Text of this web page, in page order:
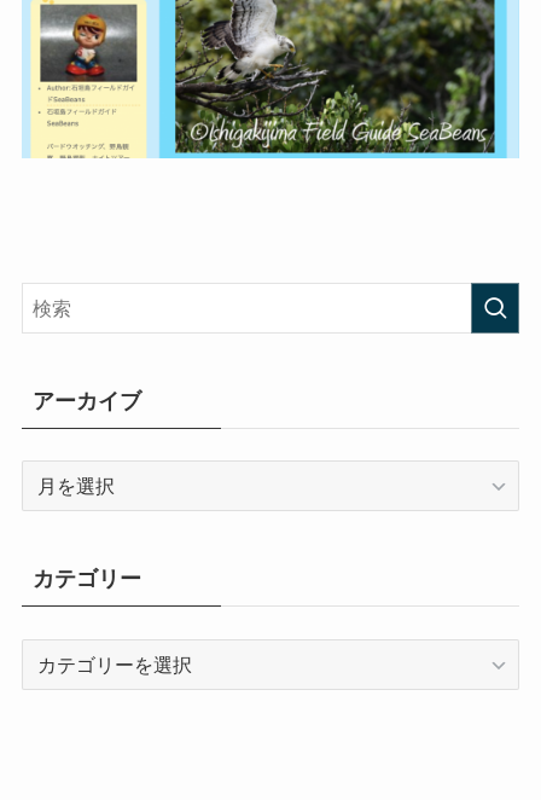
アーカイブ
ブ
カテゴリー